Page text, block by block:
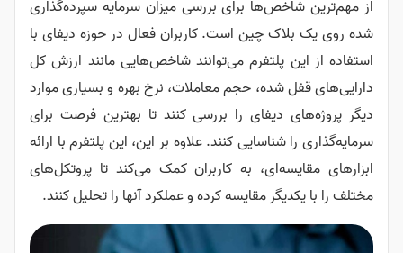
برای بررسی میزان سرمایه سپرده‌گذاری
چین است. کاربران فعال در حوزه دیفای با
پلتفرم می‌توانند شاخص‌هایی مانند ارزش کل
حجم معاملات، نرخ بهره و بسیاری موارد
را بررسی کنند تا بهترین فرصت برای
کنند. علاوه بر این، این پلتفرم با ارائه
به کاربران کمک می‌کند تا پروتکل‌های
مقایسه کرده و عملکرد آنها را تحلیل کنند.